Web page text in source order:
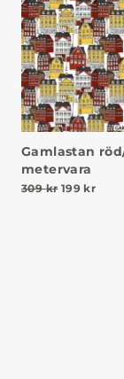
Gamlastan
metervara
309kr Det
199 krDet